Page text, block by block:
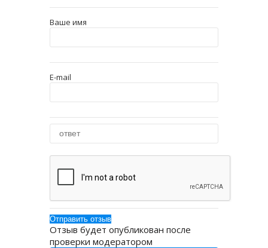
Ваше имя
E-mail
Отзыв будет опубликован после
проверки модератором